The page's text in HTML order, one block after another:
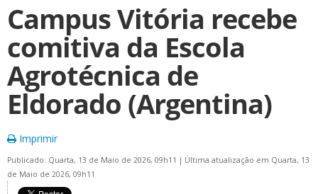
Campus Vitória recebe
comitiva da Escola
Agrotécnica de
Eldorado (Argentina)
Imprimir
Publicado: Quarta, 13 de Maio de 2026, 09h11 | Última atualização em Quarta, 13
de Maio de 2026, 09h11